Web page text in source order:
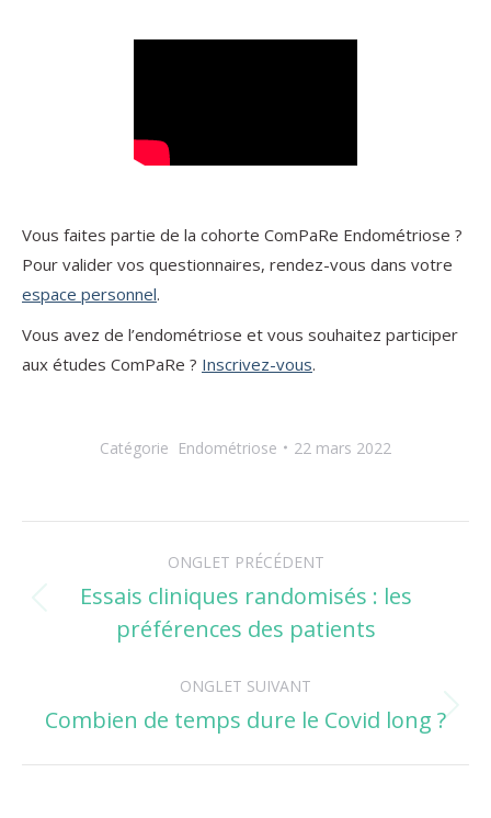
Vous faites partie de la cohorte ComPaRe Endométriose ?
Pour valider vos questionnaires, rendez-vous dans votre
espace personnel.
Vous avez de l’endométriose et vous souhaitez participer
aux études ComPaRe ? Inscrivez-vous.
Catégorie Endométriose 22 mars 2022
commentaire
ONGLET PRÉCÉDENT
Onglet
précédent
Essais cliniques randomisés : les
préférences des patients
ONGLET SUIVANT
Onglet
Combien de temps dure le Covid long ?